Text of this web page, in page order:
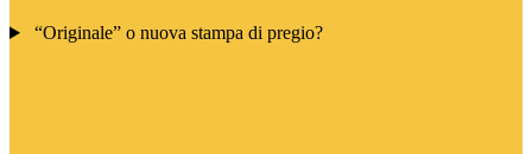
“Originale” o nuova stampa di pregio?